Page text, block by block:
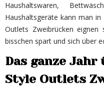
Haushaltswaren,
Haushaltsgeräte kann man
Outlets Zweibrücken
bisschen spart und sich über
Das ganze Jahr
Style Outlets